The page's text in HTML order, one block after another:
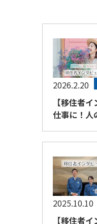
2026.2.20
【移住者
仕事に！人
2025.10.10
【移住者